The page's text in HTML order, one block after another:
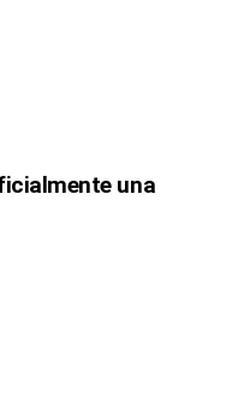
una